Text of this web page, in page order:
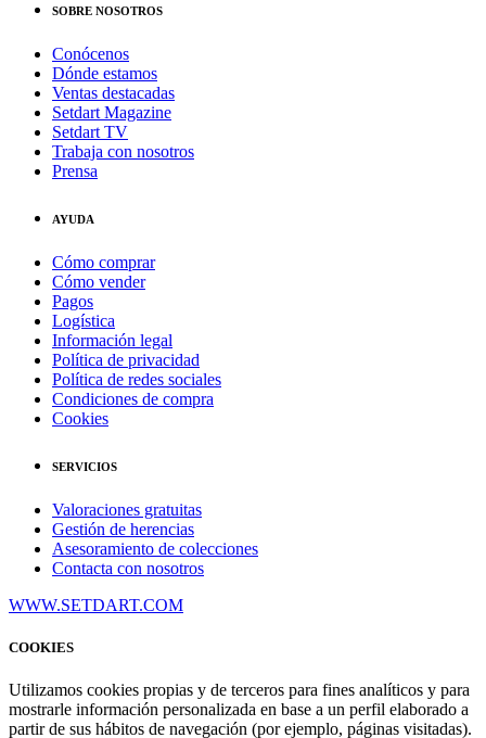
SOBRE NOSOTROS
Conócenos
Dónde estamos
Ventas destacadas
Setdart Magazine
Setdart TV
Trabaja con nosotros
Prensa
AYUDA
Cómo comprar
Cómo vender
Pagos
Logística
Información legal
Política de privacidad
Política de redes sociales
Condiciones de compra
Cookies
SERVICIOS
Valoraciones gratuitas
Gestión de herencias
Asesoramiento de colecciones
Contacta con nosotros
WWW.SETDART.COM
COOKIES
Utilizamos cookies propias y de terceros para fines analíticos y para
mostrarle información personalizada en base a un perfil elaborado a
partir de sus hábitos de navegación (por ejemplo, páginas visitadas).